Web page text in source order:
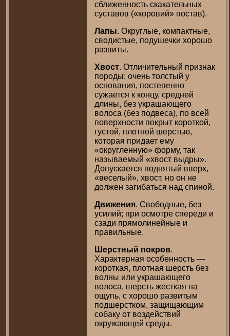
сближенность скакательных
суставов («коровий» постав).
Лапы. Округлые, компактные,
сводистые, подушечки хорошо
развиты.
Хвост. Отличительный признак
породы; очень толстый у
основания, постепенно
сужается к концу, средней
длины, без украшающего
волоса (без подвеса), по всей
поверхности покрыт короткой,
густой, плотной шерстью,
которая придает ему
«округленную» форму, так
называемый «хвост выдры».
Допускается поднятый вверх,
«веселый», хвост, но он не
должен загибаться над спиной.
Движения. Свободные, без
усилий; при осмотре спереди и
сзади прямолинейные и
правильные.
Шерстный покров.
Характерная особенность —
короткая, плотная шерсть без
волны или украшающего
волоса, шерсть жесткая на
ощупь, с хорошо развитым
подшерстком, защищающим
собаку от воздействий
окружающей среды.